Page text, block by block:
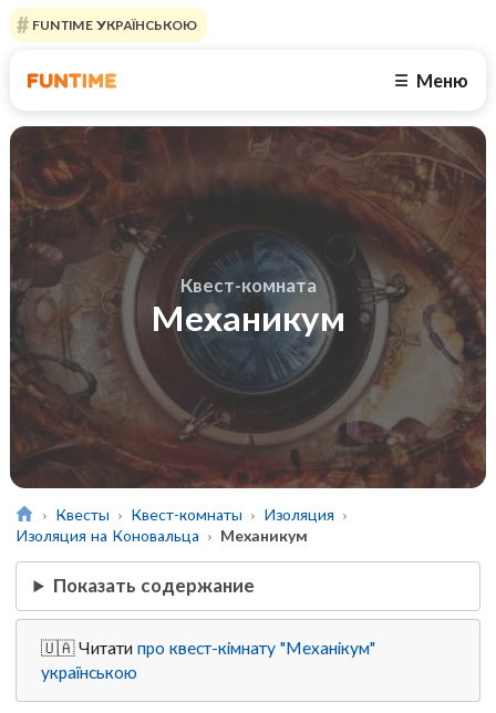
FUNTIME УКРАЇНСЬКОЮ
☰ Меню
Квест-комната
Механикум
Квесты Квест-комнаты
Изоляция
Изоляция на Коновальца
Механикум
Показать содержание
🇺🇦 Читатипро квест-кімнату "Механікум"
українською